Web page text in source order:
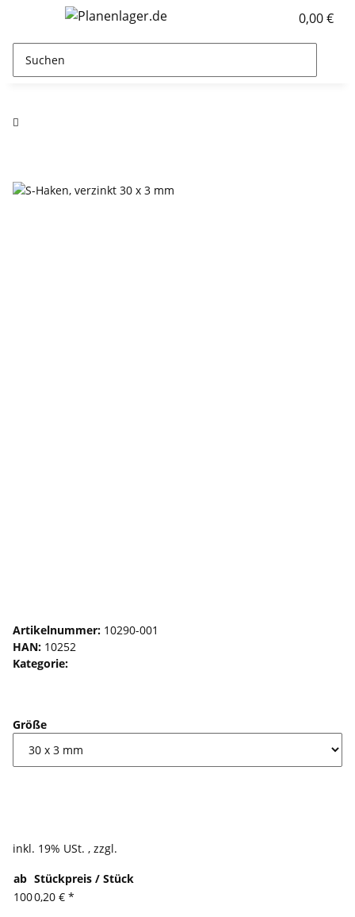
0,00 €
Artikelnummer: 10290-001
HAN: 10252
Kategorie:
Größe
inkl. 19% USt. , zzgl.
ab Stückpreis / Stück
1000,20 € *